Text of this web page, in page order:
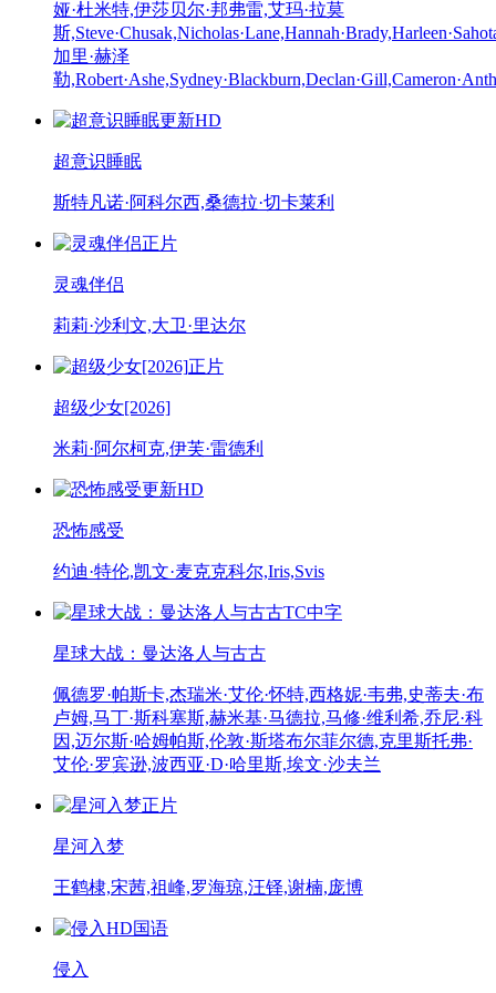
娅·杜米特,伊莎贝尔·邦弗雷,艾玛·拉莫
斯
加里·赫泽
勒
更新HD
超意识睡眠
斯特凡诺·阿科尔西,桑德拉·切卡莱利
正片
灵魂伴侣
莉莉·沙利文,大卫·里达尔
正片
超级少女[2026]
米莉·阿尔柯克,伊芙·雷德利
更新HD
恐怖感受
约迪·特伦,凯文·麦克克科尔,Iris,Svis
TC中字
星球大战：曼达洛人与古古
佩德罗·帕斯卡,杰瑞米·艾伦·怀特,西格妮·韦弗,史蒂夫·布
卢姆,马丁·斯科塞斯,赫米基·马德拉,马修·维利希,乔尼·科
因,迈尔斯·哈姆帕斯,伦敦·斯塔布尔菲尔德,克里斯托弗·
艾伦·罗宾逊,波西亚·D·哈里斯,埃文·沙夫兰
正片
星河入梦
王鹤棣,宋茜,祖峰,罗海琼,汪铎,谢楠,庞博
HD国语
侵入